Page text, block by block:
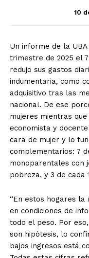
10
Un informe de la
trimestre de 2025 el
redujo sus gastos
indumentaria, como
adquisitivo tras las
nacional. De ese
mujeres mientras
economista y
cara de mujer y lo
complementarios: 7
monoparentales con
pobreza, y 3 de cada
“En estos hogares
en condiciones de
todo el peso. Por
son hipótesis, lo
bajos ingresos está